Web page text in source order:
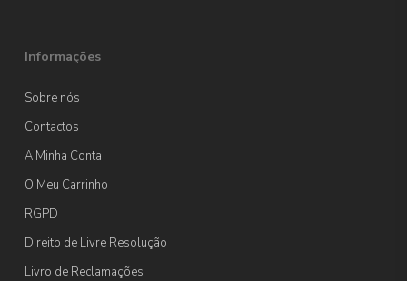
Informações
Sobre nós
Contactos
A Minha Conta
O Meu Carrinho
RGPD
Direito de Livre Resolução
Livro de Reclamações